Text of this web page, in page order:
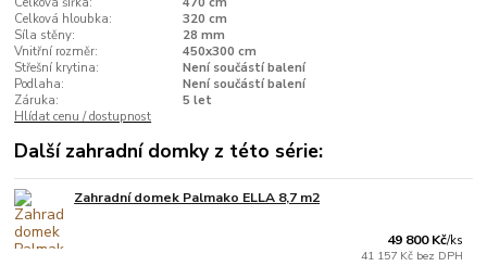
Celková hloubka:
320 cm
Síla stěny:
28 mm
Vnitřní rozměr:
450x300 cm
Střešní krytina:
Není součástí balení
Podlaha:
Není součástí balení
Záruka:
5 let
Hlídat cenu / dostupnost
Další zahradní domky z této série:
Zahradní domek Palmako ELLA 8,7 m2
49 800 Kč/ks
41 157 Kč bez DPH